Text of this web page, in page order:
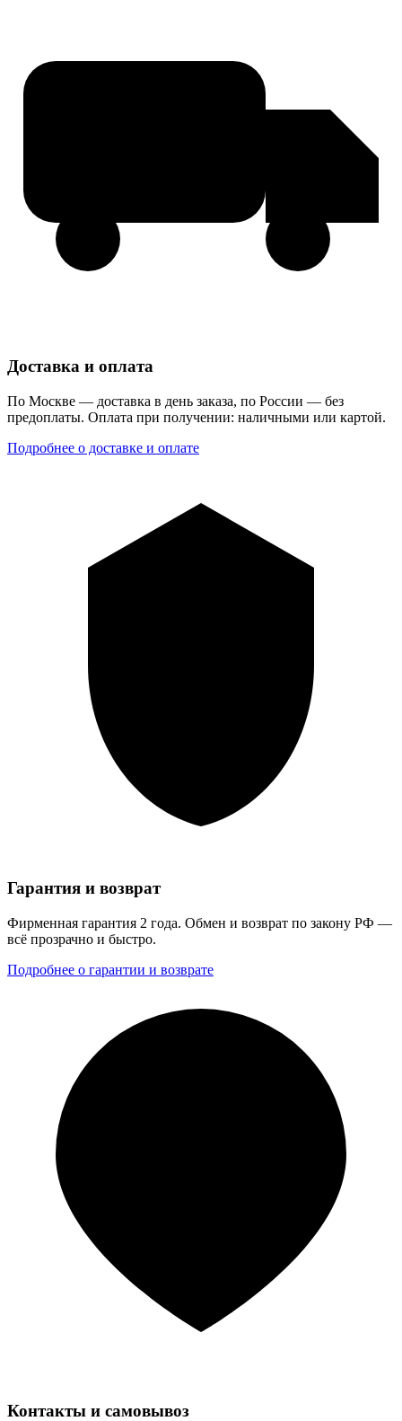
Доставка и оплата
По Москве — доставка в день заказа, по России — без
предоплаты. Оплата при получении: наличными или картой.
Подробнее о доставке и оплате
Гарантия и возврат
Фирменная гарантия 2 года. Обмен и возврат по закону РФ —
всё прозрачно и быстро.
Подробнее о гарантии и возврате
Контакты и самовывоз